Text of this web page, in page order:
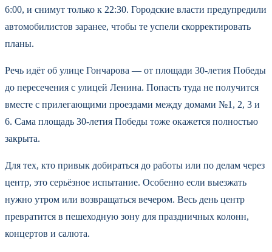
6:00, и снимут только к 22:30. Городские власти предупредили
автомобилистов заранее, чтобы те успели скорректировать
планы.
Речь идёт об улице Гончарова — от площади 30-летия Победы
до пересечения с улицей Ленина. Попасть туда не получится
вместе с прилегающими проездами между домами №1, 2, 3 и
6. Сама площадь 30-летия Победы тоже окажется полностью
закрыта.
Для тех, кто привык добираться до работы или по делам через
центр, это серьёзное испытание. Особенно если выезжать
нужно утром или возвращаться вечером. Весь день центр
превратится в пешеходную зону для праздничных колонн,
концертов и салюта.